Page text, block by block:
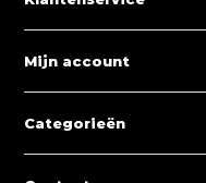
Mijn account
Categorieën